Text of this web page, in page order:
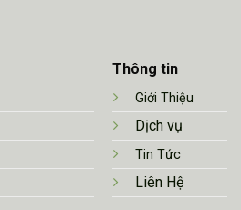
Thông tin
Giới Thiệu
Dịch vụ
Tin Tức
Liên Hệ